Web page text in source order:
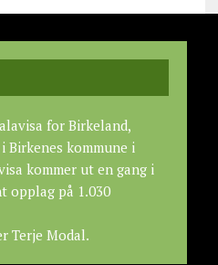
for Birkeland,
Birkenes kommune i
kommer ut en gang i
opplag på 1.030
Terje Modal.